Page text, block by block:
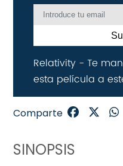
SINOPSIS
Relativity - Te
esta película a
Comparte